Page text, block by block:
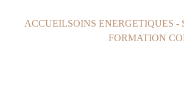
ACCUEILSOINS ENERGETIQUES
FORMATION